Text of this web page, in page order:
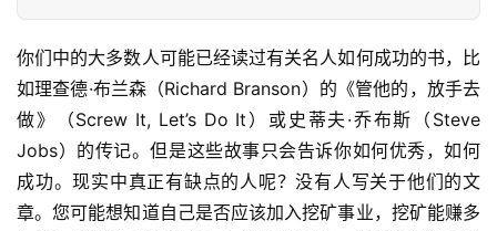
你们中的大多数人可能已经读过有关名人如何成功的书，比
如理查德·布兰森（Richard Branson）的《管他的，放手去
做》（Screw It, Let’s Do It）或史蒂夫·乔布斯（Steve
Jobs）的传记。但是这些故事只会告诉你如何优秀，如何
成功。现实中真正有缺点的人呢？没有人写关于他们的文
章。您可能想知道自己是否应该加入挖矿事业，挖矿能赚多